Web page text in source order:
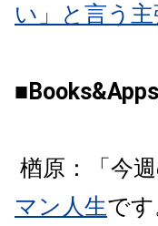
い」
と言う
■Books&Apps
楢原：「今
マン人生です